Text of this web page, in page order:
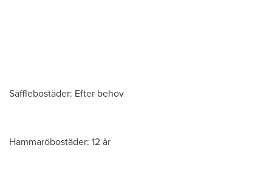
Säfflebostäder: Efter behov
Hammaröbostäder: 12 år